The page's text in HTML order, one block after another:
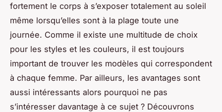
fortement le corps à s’exposer totalement au soleil
même lorsqu’elles sont à la plage toute une
journée. Comme il existe une multitude de choix
pour les styles et les couleurs, il est toujours
important de trouver les modèles qui correspondent
à chaque femme. Par ailleurs, les avantages sont
aussi intéressants alors pourquoi ne pas
s’intéresser davantage à ce sujet ? Découvrons